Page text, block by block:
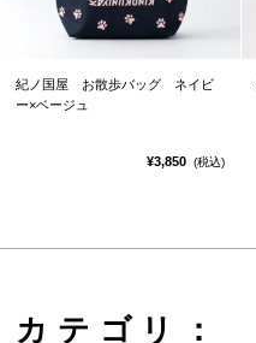
紀ノ国屋 お散歩バッグ ネイビ
ー×ベージュ
¥3,850 (税込)
カテゴリ：